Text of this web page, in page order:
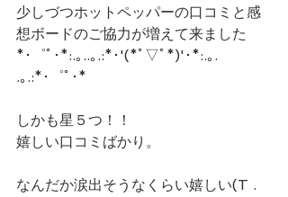
少しづつホットペッパーの口コミと感
想ボードのご協力が増えて来ました
*･゜ﾟ･*:.｡..｡.:*･'(*ﾟ▽ﾟ*)'･*:.｡.
.｡.:*･゜ﾟ･*
しかも星５つ！！
嬉しい口コミばかり。
なんだか涙出そうなくらい嬉しい(T .